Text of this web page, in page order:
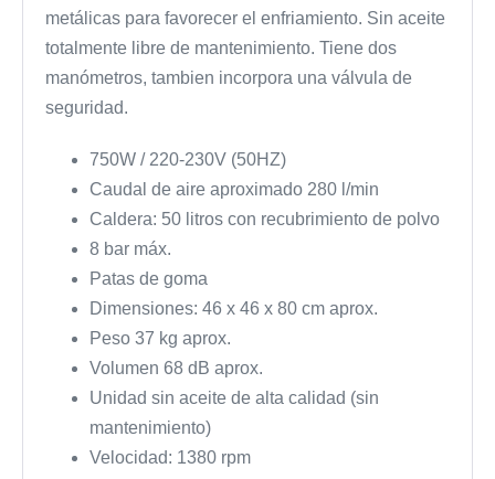
metálicas para favorecer el enfriamiento. Sin aceite
totalmente libre de mantenimiento. Tiene dos
manómetros, tambien incorpora una válvula de
seguridad.
750W / 220-230V (50HZ)
Caudal de aire aproximado 280 l/min
Caldera: 50 litros con recubrimiento de polvo
8 bar máx.
Patas de goma
Dimensiones: 46 x 46 x 80 cm aprox.
Peso 37 kg aprox.
Volumen 68 dB aprox.
Unidad sin aceite de alta calidad (sin
mantenimiento)
Velocidad: 1380 rpm